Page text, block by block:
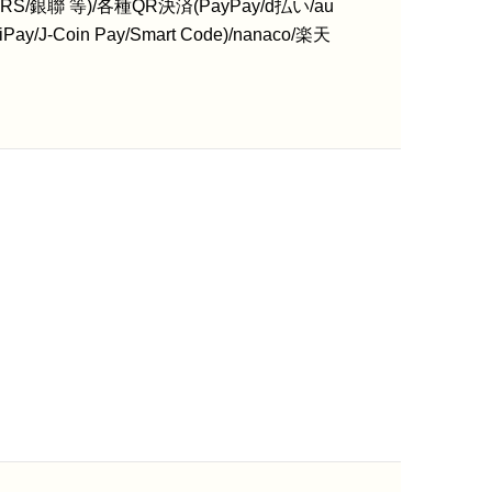
銀聯 等)/各種QR決済(PayPay/d払い/au
J-Coin Pay/Smart Code)/nanaco/楽天